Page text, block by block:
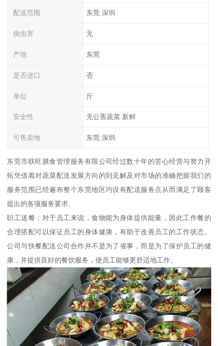
配送范围 东莞 深圳
病虫害 无
产地 东莞
是否进口 否
单位 斤
安全性 无公害蔬菜 新鲜
可售卖地 东莞 深圳
东莞市联旺膳食管理服务有限公司经过数十年的苦心经营与努力开
拓凭借着对蔬菜配送发展方向的到见解及对市场的准确把握我们的
服务范围已经遍布整个东莞地区均设有配送服务点从而满足了顾客
提出的各项服务要求。
职工送餐：对于员工来说，食物能为身体提供能量，因此工作餐的
合理搭配可以保证员工的身体健康，有助于改善员工的工作状态。
公司与快餐配送公司合作并不是为了省事，而是为了保护员工的健
康，并提供良好的餐饮服务，使员工能够更舒适地工作。